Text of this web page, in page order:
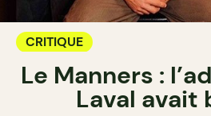
CRITIQUE
Le Manners :
Laval avait